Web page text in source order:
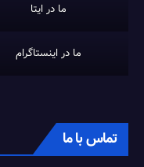
ما در ایتا
ما در اینستاگرام
تماس با ما